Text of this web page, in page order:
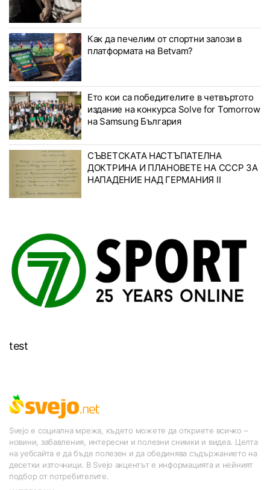
Как да печелим от спортни залози в
платформата на Betvam?
Ето кои са победителите в четвъртото
издание на конкурса Solve for Tomorrow
на Samsung България
СЪВЕТСКАТА НАСТЪПАТЕЛНА
ДОКТРИНА И ПЛАНОВЕТЕ НА СССР ЗА
НАПАДЕНИЕ НАД ГЕРМАНИЯ II
test
Svejo е социална мрежа, където можете да откриете всичко –
новини, забавления, интересни и полезни снимки и видеа. Целта
на уебсайта е да бъде полезен и да обединява съдържанието на
десетки източници. В Svejo акцентът е информацията и нейният
подбор от потребителите.